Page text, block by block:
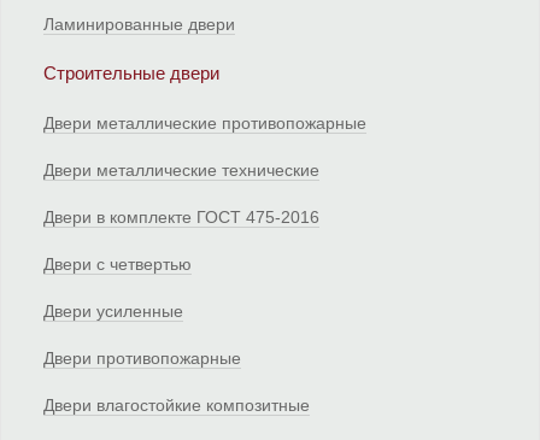
Ламинированные двери
Строительные двери
Двери металлические противопожарные
Двери металлические технические
Двери в комплекте ГОСТ 475-2016
Двери с четвертью
Двери усиленные
Двери противопожарные
Двери влагостойкие композитные